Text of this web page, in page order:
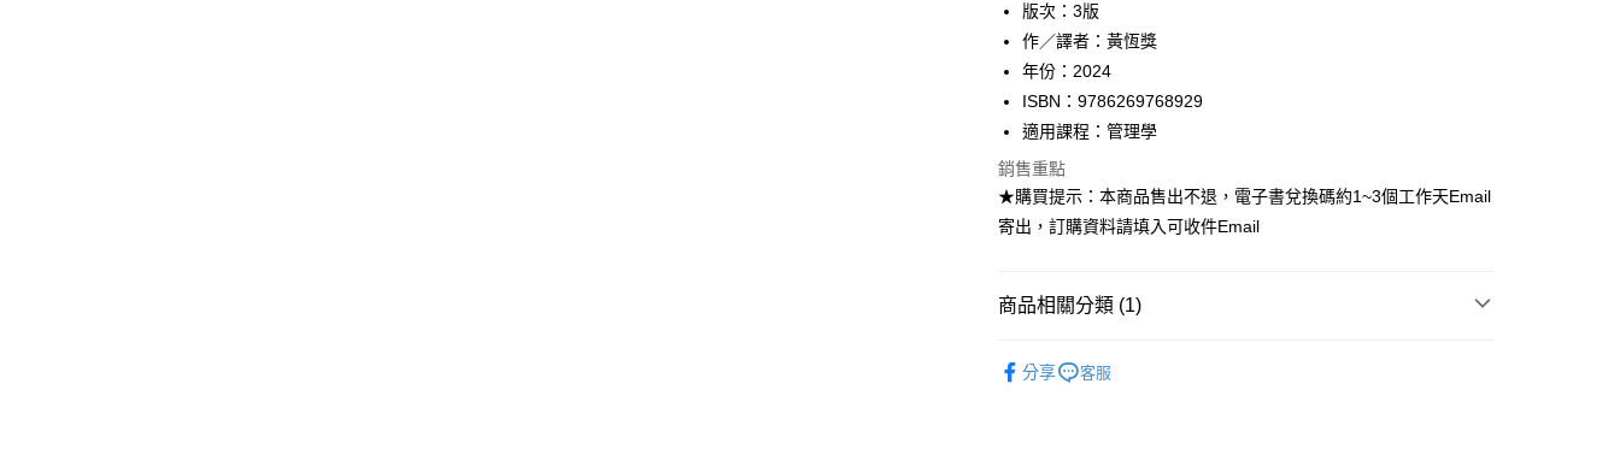
數位發送
免運費
版次：3版
作／譯者：黃恆獎
年份：2024
ISBN：9786269768929
適用課程：管理學
銷售重點
★購買提示：本商品售出不退，電子書兌換碼約1~3個工作天Email
寄出，訂購資料請填入可收件Email
商品相關分類 (1)
分享
客服